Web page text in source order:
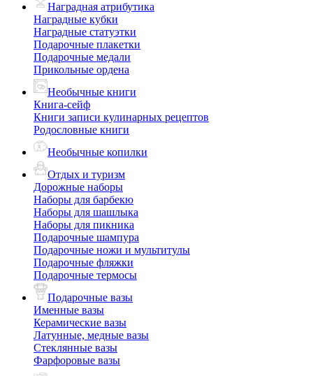
Наградная атрибутика
Наградные кубки
Наградные статуэтки
Подарочные плакетки
Подарочные медали
Прикольные ордена
Необычные книги
Книга-сейф
Книги записи кулинарных рецептов
Родословные книги
Необычные копилки
Отдых и туризм
Дорожные наборы
Наборы для барбекю
Наборы для шашлыка
Наборы для пикника
Подарочные шампура
Подарочные ножи и мультитулы
Подарочные фляжки
Подарочные термосы
Подарочные вазы
Именные вазы
Керамические вазы
Латунные, медные вазы
Стеклянные вазы
Фарфоровые вазы